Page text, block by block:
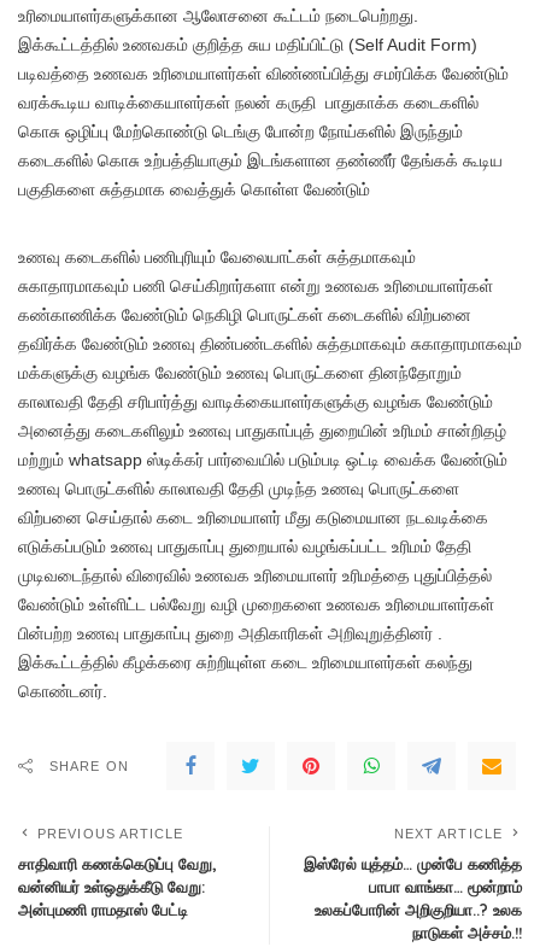
உரிமையாளர்களுக்கான ஆலோசனை கூட்டம் நடைபெற்றது.
இக்கூட்டத்தில் உணவகம் குறித்த சுய மதிப்பிட்டு (Self Audit Form)
படிவத்தை உணவக உரிமையாளர்கள் விண்ணப்பித்து சமர்பிக்க வேண்டும்
வரக்கூடிய வாடிக்கையாளர்கள் நலன் கருதி பாதுகாக்க கடைகளில்
கொசு ஒழிப்பு மேற்கொண்டு டெங்கு போன்ற நோய்களில் இருந்தும்
கடைகளில் கொசு உற்பத்தியாகும் இடங்களான தண்ணீர் தேங்கக் கூடிய
பகுதிகளை சுத்தமாக வைத்துக் கொள்ள வேண்டும்
உணவு கடைகளில் பணிபுரியும் வேலையாட்கள் சுத்தமாகவும்
சுகாதாரமாகவும் பணி செய்கிறார்களா என்று உணவக உரிமையாளர்கள்
கண்காணிக்க வேண்டும் நெகிழி பொருட்கள் கடைகளில் விற்பனை
தவிர்க்க வேண்டும் உணவு திண்பண்டகளில் சுத்தமாகவும் சுகாதாரமாகவும்
மக்களுக்கு வழங்க வேண்டும் உணவு பொருட்களை தினந்தோறும்
காலாவதி தேதி சரிபார்த்து வாடிக்கையாளர்களுக்கு வழங்க வேண்டும்
அனைத்து கடைகளிலும் உணவு பாதுகாப்புத் துறையின் உரிமம் சான்றிதழ்
மற்றும் whatsapp ஸ்டிக்கர் பார்வையில் படும்படி ஒட்டி வைக்க வேண்டும்
உணவு பொருட்களில் காலாவதி தேதி முடிந்த உணவு பொருட்களை
விற்பனை செய்தால் கடை உரிமையாளர் மீது கடுமையான நடவடிக்கை
எடுக்கப்படும் உணவு பாதுகாப்பு துறையால் வழங்கப்பட்ட உரிமம் தேதி
முடிவடைந்தால் விரைவில் உணவக உரிமையாளர் உரிமத்தை புதுப்பித்தல்
வேண்டும் உள்ளிட்ட பல்வேறு வழி முறைகளை உணவக உரிமையாளர்கள்
பின்பற்ற உணவு பாதுகாப்பு துறை அதிகாரிகள் அறிவுறுத்தினர் .
இக்கூட்டத்தில் கீழக்கரை சுற்றியுள்ள கடை உரிமையாளர்கள் கலந்து
கொண்டனர்.
SHARE ON
PREVIOUS ARTICLE
சாதிவாரி கணக்கெடுப்பு வேறு,
வன்னியர் உள்ஒதுக்கீடு வேறு:
அன்புமணி ராமதாஸ் பேட்டி
NEXT ARTICLE
இஸ்ரேல் யுத்தம்… முன்பே கணித்த
பாபா வாங்கா… மூன்றாம்
உலகப்போரின் அறிகுறியா..? உலக
நாடுகள் அச்சம்.!!